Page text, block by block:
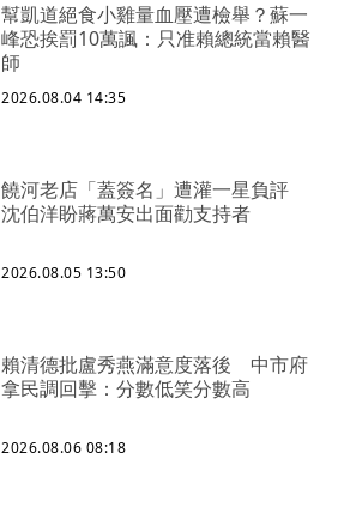
幫凱道絕食小雞量血壓遭檢舉？蘇一
峰恐挨罰10萬諷：只准賴總統當賴醫
師
2026.08.04 14:35
饒河老店「蓋簽名」遭灌一星負評
沈伯洋盼蔣萬安出面勸支持者
2026.08.05 13:50
賴清德批盧秀燕滿意度落後 中市府
拿民調回擊：分數低笑分數高
2026.08.06 08:18